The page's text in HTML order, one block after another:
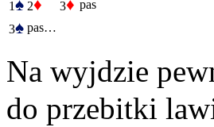
1♠ 2♦ 3♦ pas
3♠ pas…
Na wyjdzie
do przebitki